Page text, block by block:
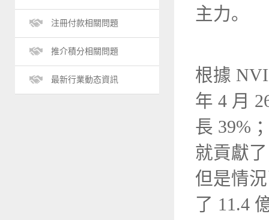
注冊付款相關問題
推介積分相關問題
最新行業動态資訊
主力。
根據
年 4 月
長 39%
就貢獻
但是情
了 11.4